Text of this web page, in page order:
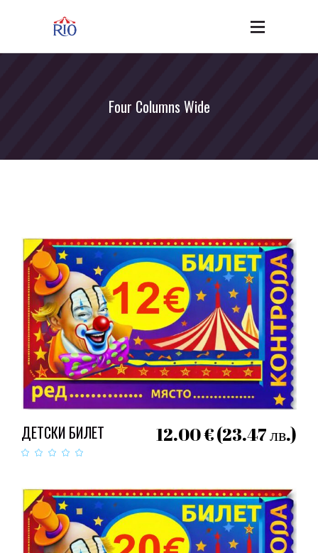
Four Columns Wide
ДОБАВЯНЕ В КОЛИЧКАТА
ДЕТСКИ БИЛЕТ 12.00€(23.47 лв.)